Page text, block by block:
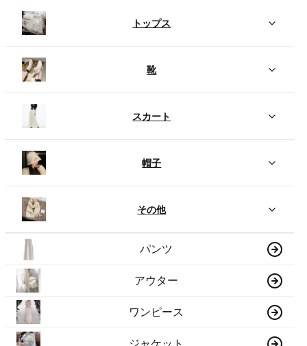
トップス
靴
スカート
帽子
その他
パンツ
アウター
ワンピース
ジャケット